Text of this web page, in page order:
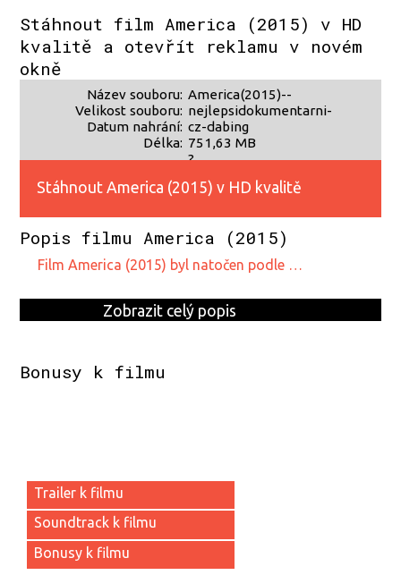
Stáhnout film America (2015) v HD
kvalitě a otevřít reklamu v novém
okně
Název souboru:
Velikost souboru:
Datum nahrání:
Délka:
America(2015)--
nejlepsidokumentarni-
cz-dabing
751,63 MB
?
Stáhnout America (2015) v HD kvalitě
Popis filmu America (2015)
film America (2015) byl natočen podle …
Zobrazit celý popis
Bonusy k filmu
Trailer k filmu
Soundtrack k filmu
Bonusy k filmu